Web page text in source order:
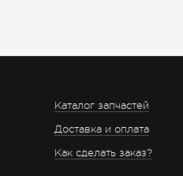
Каталог запчастей
Доставка и оплата
Как сделать заказ?